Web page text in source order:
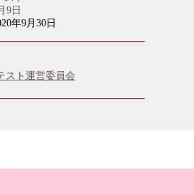
9日
年9月30日
スト運営委員会